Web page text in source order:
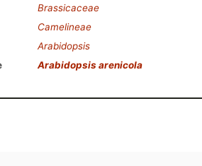
Brassicaceae
Camelineae
Arabidopsis
Arabidopsis arenicola